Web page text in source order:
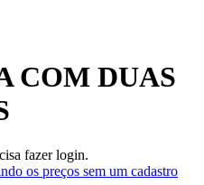
COM DUAS
fazer login.
os preços sem um cadastro